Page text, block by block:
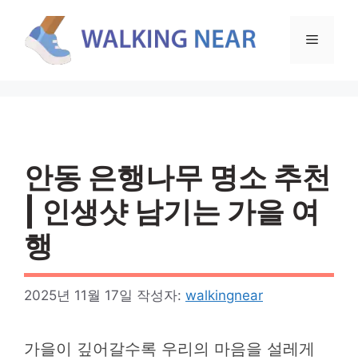
메
안동 은행나무 명소 추천
| 인생샷 남기는 가을 여
행
2025년 11월 17일 작성자: walkingnear
가을이 깊어갈수록 우리의 마음을 설레게